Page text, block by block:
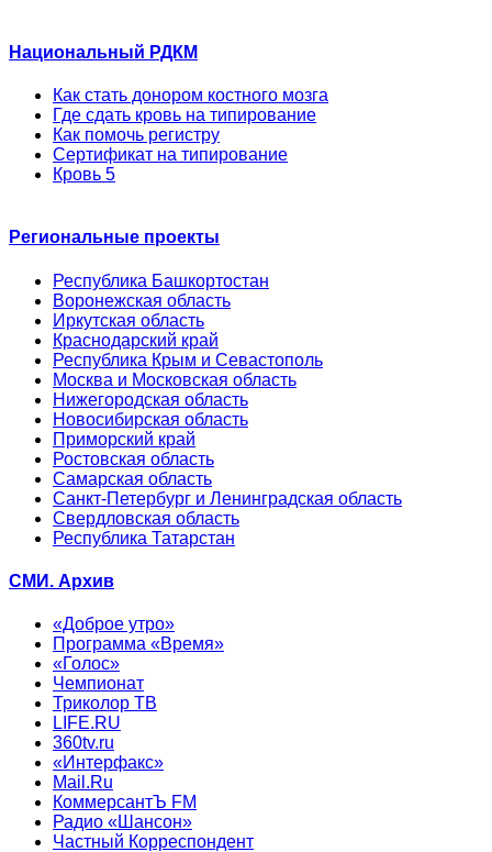
Национальный РДКМ
Как стать донором костного мозга
Где сдать кровь на типирование
Как помочь регистру
Сертификат на типирование
Кровь 5
Региональные проекты
Республика Башкортостан
Воронежская область
Иркутская область
Краснодарский край
Республика Крым и Севастополь
Москва и Московская область
Нижегородская область
Новосибирская область
Приморский край
Ростовская область
Самарская область
Санкт-Петербург и Ленинградская область
Свердловская область
Республика Татарстан
СМИ. Архив
«Доброе утро»
Программа «Время»
«Голос»
Чемпионат
Триколор ТВ
LIFE.RU
360tv.ru
«Интерфакс»
Mail.Ru
КоммерсантЪ FM
Радио «Шансон»
Частный Корреспондент